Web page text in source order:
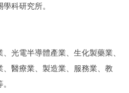
科研究所。
光電半導體產業、生化製藥業、
醫療業、製造業、服務業、教